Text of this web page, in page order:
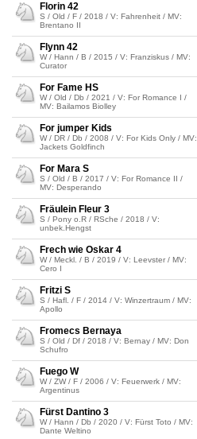
Florin 42
S / Old / F / 2018 / V: Fahrenheit / MV:
Brentano II
Flynn 42
W / Hann / B / 2015 / V: Franziskus / MV:
Curator
For Fame HS
W / Old / Db / 2021 / V: For Romance I /
MV: Bailamos Biolley
For jumper Kids
W / DR / Db / 2008 / V: For Kids Only / MV:
Jackets Goldfinch
For Mara S
S / Old / B / 2017 / V: For Romance II /
MV: Desperando
Fräulein Fleur 3
S / Pony o.R / RSche / 2018 / V:
unbek.Hengst
Frech wie Oskar 4
W / Meckl. / B / 2019 / V: Leevster / MV:
Cero I
Fritzi S
S / Hafl. / F / 2014 / V: Winzertraum / MV:
Apollo
Fromecs Bernaya
S / Old / Df / 2018 / V: Bernay / MV: Don
Schufro
Fuego W
W / ZW / F / 2006 / V: Feuerwerk / MV:
Argentinus
Fürst Dantino 3
W / Hann / Db / 2020 / V: Fürst Toto / MV:
Dante Weltino